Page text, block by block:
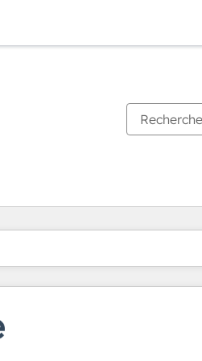
surPage
PagePagePagePagePagePagePage